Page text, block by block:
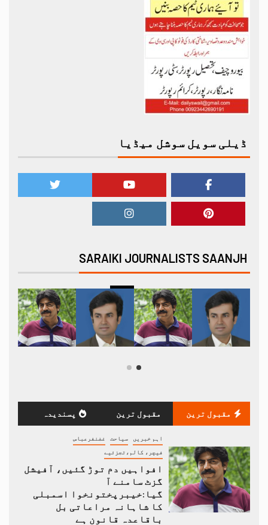
ڈیلی سویل سوشل میڈیا
SARAIKI JOURNALISTS SAANJH
مقبول ترین مقبول ترین پسندیدہ
اہم خبریں سیاحت غضنفرعباس
فیچر، کالم،تجزئیے
افواہیں دم توڑ گئیں، آفیشل
گزٹ سامنے آ
گیا:خیبرپختونخوا اسمبلی
کا شاہانہ مراعاتی بل
باقاعدہ قانون ہے